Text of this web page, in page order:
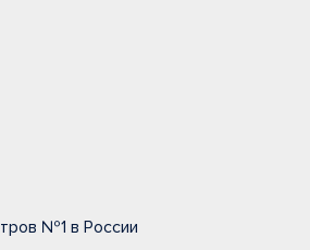
№1 в России